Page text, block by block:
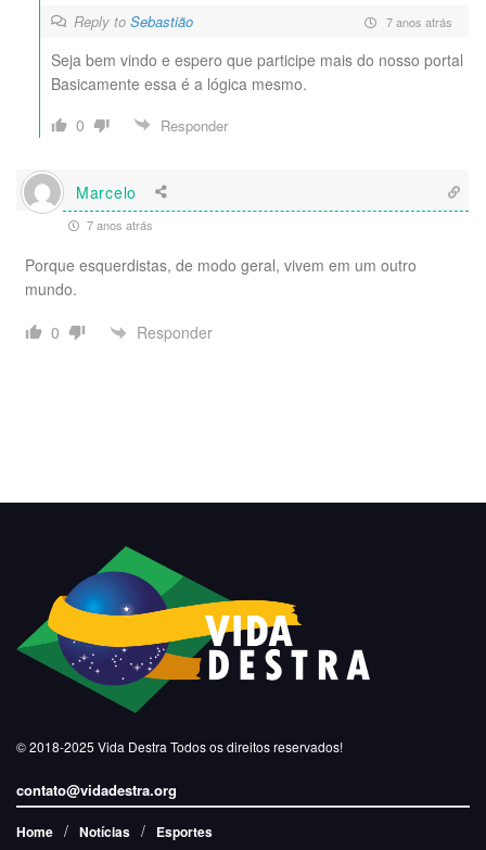
Reply to Sebastião 7 anos atrás
Seja bem vindo e espero que participe mais do nosso portal
Basicamente essa é a lógica mesmo.
0
Responder
Marcelo
7 anos atrás
Porque esquerdistas, de modo geral, vivem em um outro
mundo.
0
Responder
© 2018-2025 Vida Destra Todos os direitos reservados!
contato@vidadestra.org
Home Notícias Esportes